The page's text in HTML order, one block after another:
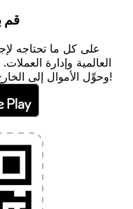
قم
العالمية وإدارة
وحوِّل الأموال إلى الخارج بدون رسوم خفية. قم بالتحميل اليوم!